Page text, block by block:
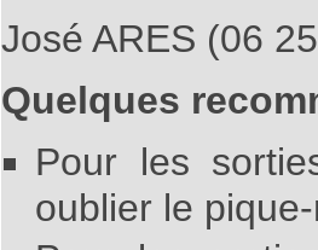
José ARES (06
Quelques
Pour les
oublier le